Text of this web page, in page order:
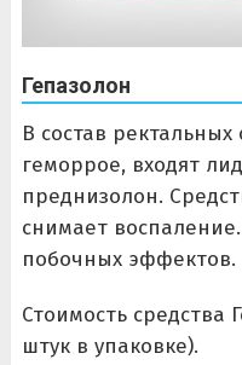
Гепазолон
В состав
геморрое, входят
преднизолон.
снимает
побочных эффектов.
Стоимость средства
штук в упаковке).